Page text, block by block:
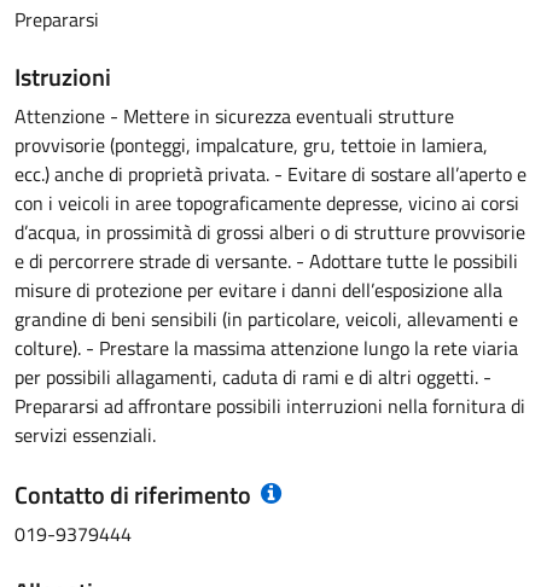
Prepararsi
Istruzioni
Attenzione - Mettere in sicurezza eventuali strutture
provvisorie (ponteggi, impalcature, gru, tettoie in lamiera,
ecc.) anche di proprietà privata. - Evitare di sostare all’aperto e
con i veicoli in aree topograficamente depresse, vicino ai corsi
d’acqua, in prossimità di grossi alberi o di strutture provvisorie
e di percorrere strade di versante. - Adottare tutte le possibili
misure di protezione per evitare i danni dell’esposizione alla
grandine di beni sensibili (in particolare, veicoli, allevamenti e
colture). - Prestare la massima attenzione lungo la rete viaria
per possibili allagamenti, caduta di rami e di altri oggetti. -
Prepararsi ad affrontare possibili interruzioni nella fornitura di
servizi essenziali.
Contatto di riferimento
019-9379444